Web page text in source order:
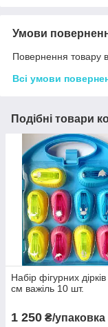
Умови
Повернення товару
Всі умови
Подібні товари
Набір фігурних
см важіль 10 шт.
1 250 ₴/упаковка